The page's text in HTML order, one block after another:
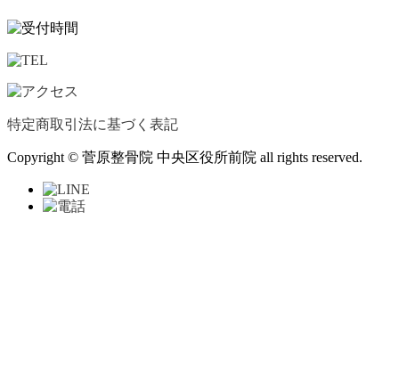
特定商取引法に基づく表記
Copyright © 菅原整骨院 中央区役所前院 all rights reserved.